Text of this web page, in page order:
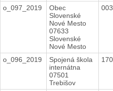
o_097_2019
Obec
Slovenské
Nové Mesto
07633
Slovenské
Nové Mesto
o_096_2019
Spojená škola
internátna
07501
Trebišov